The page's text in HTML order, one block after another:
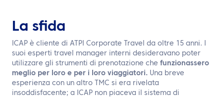
La sfida
ICAP è cliente di ATPI Corporate Travel da oltre 15 anni. I
suoi esperti travel manager interni desideravano poter
utilizzare gli strumenti di prenotazione che funzionassero
meglio per loro e per i loro viaggiatori. Una breve
esperienza con un altro TMC si era rivelata
insoddisfacente; a ICAP non piaceva il sistema di